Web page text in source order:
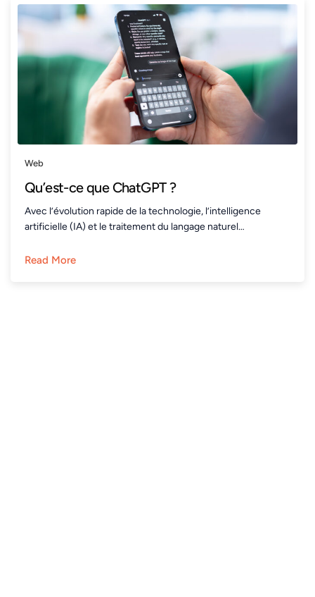
Web
Qu’est-ce que ChatGPT ?
Avec l’évolution rapide de la technologie, l’intelligence
artificielle (IA) et le traitement du langage naturel…
Read More